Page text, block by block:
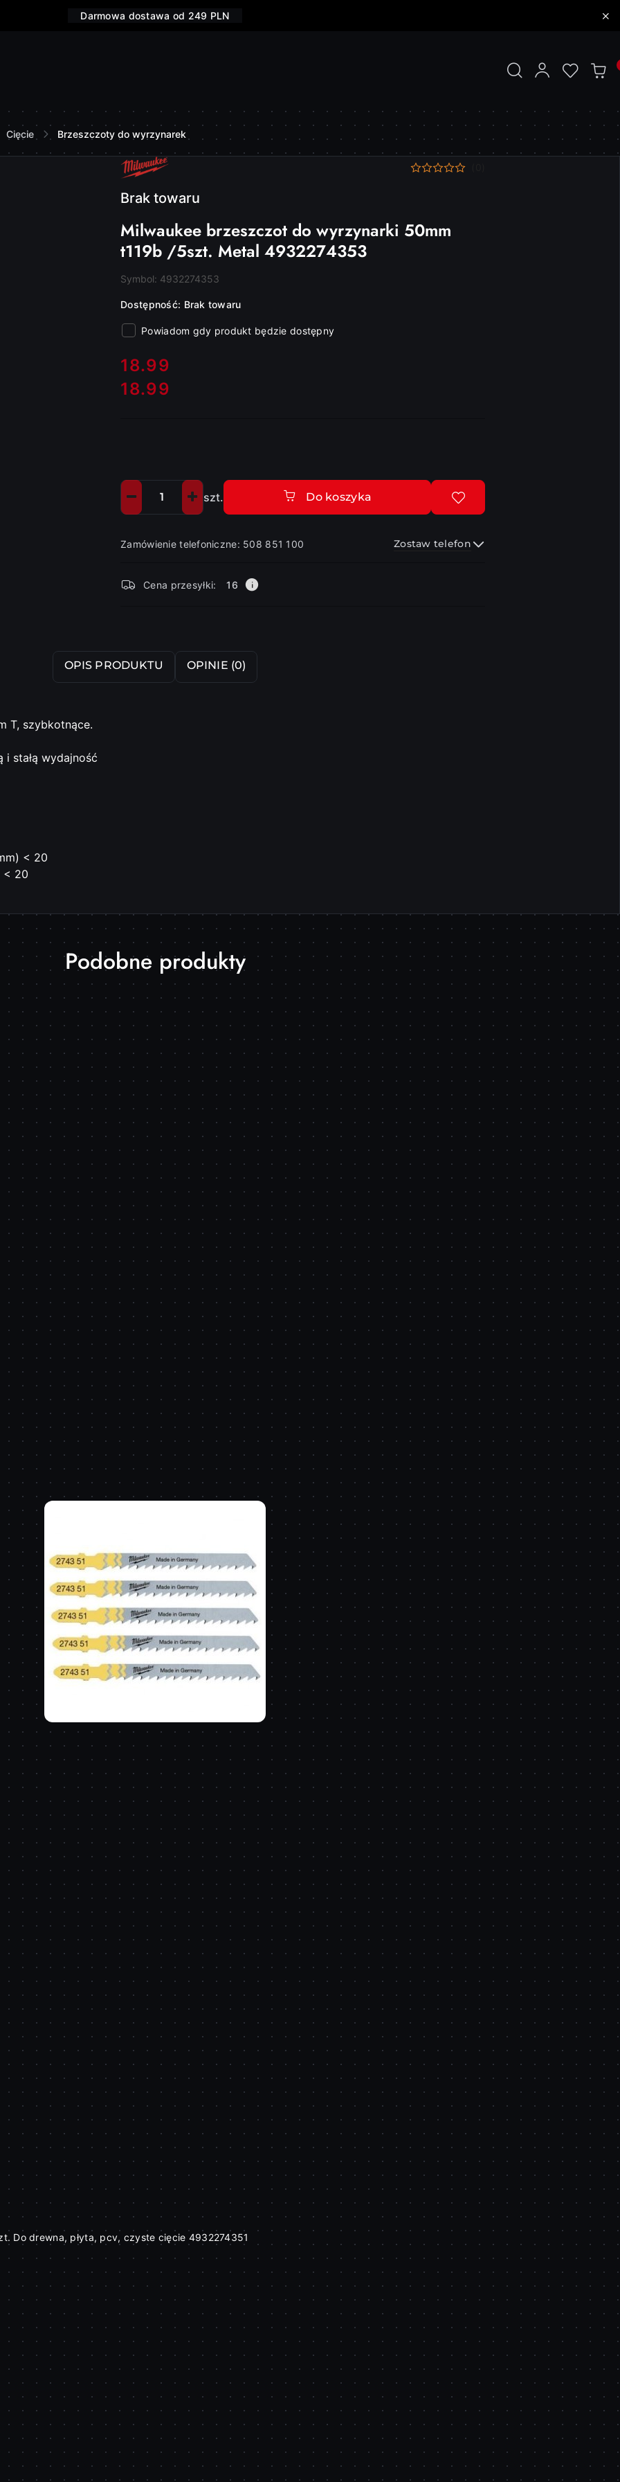
Darmowa dostawa od 249 PLN
Cięcie Brzeszczoty do wyrzynarek
NAZWA
PRODUCENTA:
MILWAUKEE
Brak towaru
Milwaukee brzeszczot do wyrzynarki 50mm
t119b /5szt. Metal 4932274353
Symbol: 4932274353
Dostępność: Brak towaru
Powiadom gdy produkt będzie dostępny
cena:
18.99
Cena:
18.99
Ilość szt. Do koszyka
Zamówienie telefoniczne: 508 851 100 Zostaw telefon
Dostępność
i
Cena przesyłki: 16
OPIS PRODUKTU OPINIE (0)
T, szybkotnące.
stałą wydajność
< 20
< 20
Produkty
o
statusie:
Podobne produkty
Do drewna, płyta, pcv, czyste cięcie 4932274351
PRODUKT NIEDOSTĘPNY